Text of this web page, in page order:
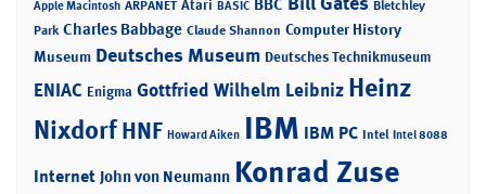
Apple Macintosh ARPANET Atari BASIC BBC
Bletchley
Park Charles Babbage Claude Shannon Computer History
Museum Deutsches Museum Deutsches Technikmuseum
ENIAC Enigma Gottfried Wilhelm Leibniz Heinz
NixdorfHNF Howard Aiken IBM IBM PC Intel Intel 8088
Internet John von Neumann Konrad Zuse